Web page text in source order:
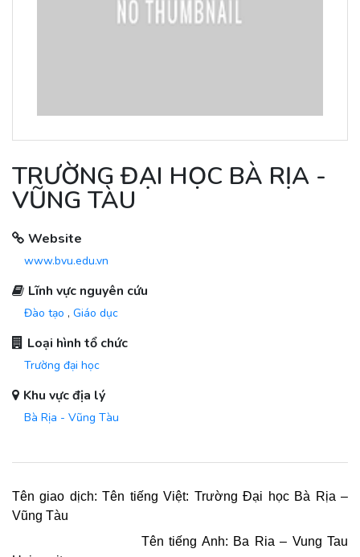
TRƯỜNG ĐẠI HỌC BÀ RỊA -
VŨNG TÀU
Website
www.bvu.edu.vn
Lĩnh vực nguyên cứu
Đào tạo , Giáo dục
Loại hình tổ chức
Trường đại học
Khu vực địa lý
Bà Rịa - Vũng Tàu
Tên giao dịch: Tên tiếng Việt: Trường Đại học Bà Rịa –
Vũng Tàu
Tên tiếng Anh: Ba Ria – Vung Tau